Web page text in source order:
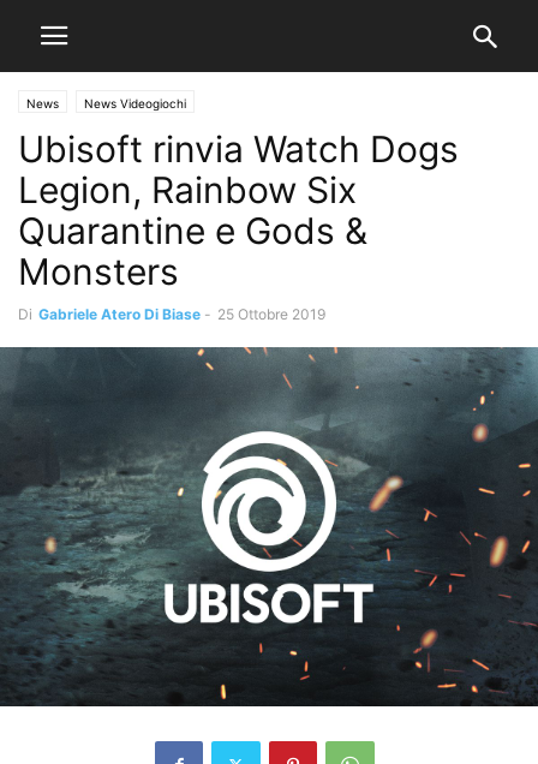
News News Videogiochi
Ubisoft rinvia Watch Dogs
Legion, Rainbow Six
Quarantine e Gods &
Monsters
Di Gabriele Atero Di Biase - 25 Ottobre 2019